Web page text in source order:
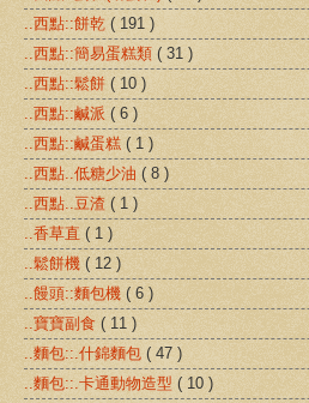
..西點::餅乾 ( 191 )
..西點::簡易蛋糕類 ( 31 )
..西點::鬆餅 ( 10 )
..西點::鹹派 ( 6 )
..西點::鹹蛋糕 ( 1 )
..西點..低糖少油 ( 8 )
..西點..豆渣 ( 1 )
..香草直 ( 1 )
..鬆餅機 ( 12 )
..饅頭::麵包機 ( 6 )
..寶寶副食 ( 11 )
..麵包::.什錦麵包 ( 47 )
..麵包::.卡通動物造型 ( 10 )